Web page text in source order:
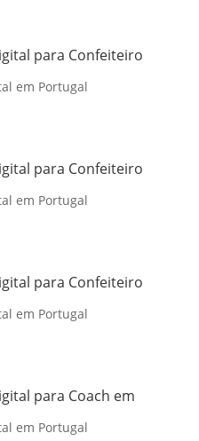
para Confeiteiro
em Portugal
para Confeiteiro
em Portugal
para Confeiteiro
em Portugal
para Coach em
em Portugal